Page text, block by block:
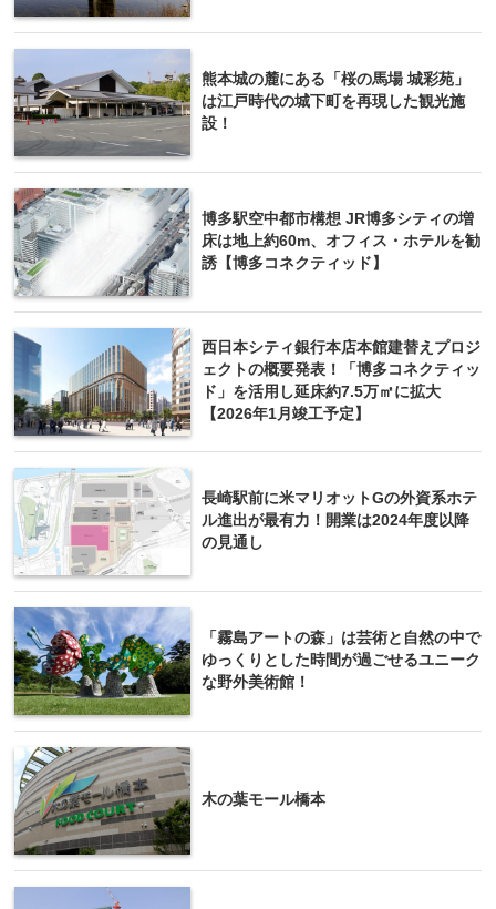
熊本城の麓にある「桜の馬場 城彩苑」
は江戸時代の城下町を再現した観光施
設！
博多駅空中都市構想 JR博多シティの増
床は地上約60m、オフィス・ホテルを勧
誘【博多コネクティッド】
西日本シティ銀行本店本館建替えプロジ
ェクトの概要発表！「博多コネクティッ
ド」を活用し延床約7.5万㎡に拡大
【2026年1月竣工予定】
長崎駅前に米マリオットGの外資系ホテ
ル進出が最有力！開業は2024年度以降
の見通し
「霧島アートの森」は芸術と自然の中で
ゆっくりとした時間が過ごせるユニーク
な野外美術館！
木の葉モール橋本